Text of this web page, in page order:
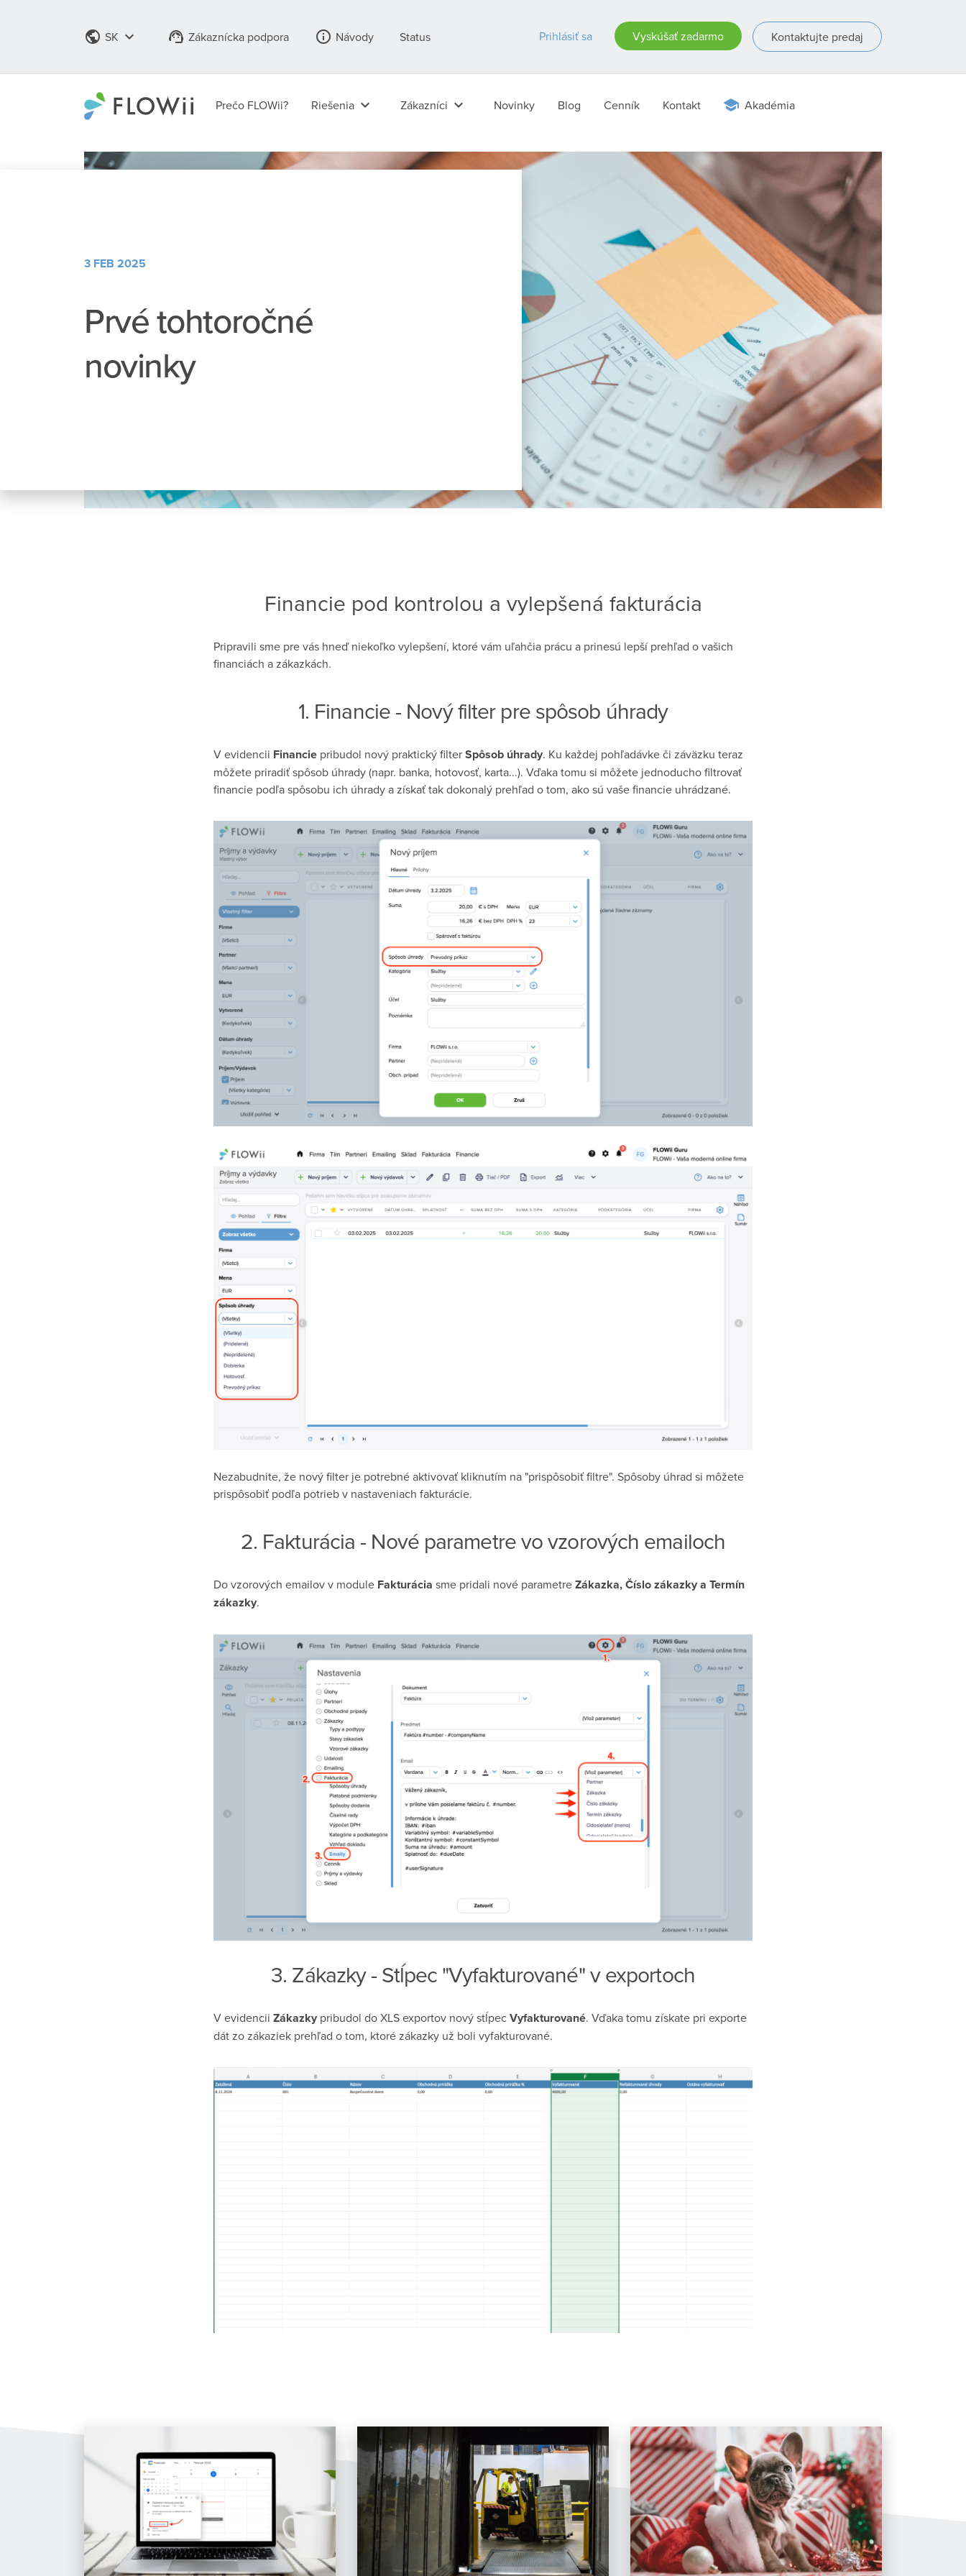
public SK keyboard_arrow_down support_agent Zákaznícka podpora info_outline Návody Status Prihlásiť sa Vyskúšať zadarmo Kontaktujte predaj
Prečo FLOWii? Riešenia keyboard_arrow_down Zákazníci keyboard_arrow_down Novinky Blog Cenník Kontakt Akadémia
3 FEB 2025
Prvé tohtoročné
novinky
Financie pod kontrolou a vylepšená fakturácia
Pripravili sme pre vás hneď niekoľko vylepšení, ktoré vám uľahčia prácu a prinesú lepší prehľad o vašich
financiách a zákazkách.
1. Financie - Nový filter pre spôsob úhrady
V evidencii Financie pribudol nový praktický filterSpôsob úhrady. Ku každej pohľadávke či záväzku teraz
môžete priradiť spôsob úhrady (napr. banka, hotovosť, karta...). Vďaka tomu si môžete jednoducho filtrovať
financie podľa spôsobu ich úhrady a získať tak dokonalý prehľad o tom, ako sú vaše financie uhrádzané.
Nezabudnite, že nový filter je potrebné aktivovať kliknutím na "prispôsobiť filtre". Spôsoby úhrad si môžete
prispôsobiť podľa potrieb v nastaveniach fakturácie.
2. Fakturácia - Nové parametre vo vzorových emailoch
Do vzorových emailov v module Fakturácia sme pridali nové parametreZákazka, Číslo zákazkya Termín
zákazky.
3. Zákazky - Stĺpec "Vyfakturované" v exportoch
V evidencii Zákazky pribudol do XLS exportov nový stĺpecVyfakturované. Vďaka tomu získate pri exporte
dát zo zákaziek prehľad o tom, ktoré zákazky už boli vyfakturované.